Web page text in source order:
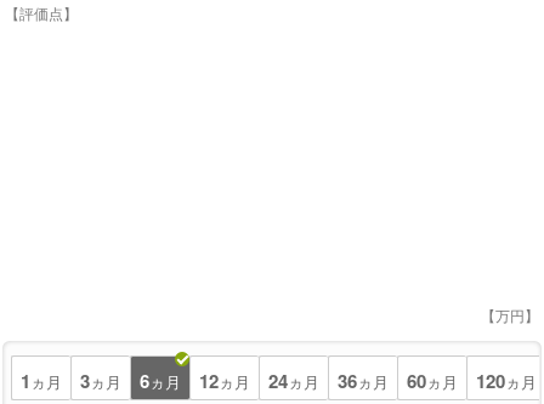
【評価点】
【万円】
1 ヵ月 3ヵ月 6ヵ月 12ヵ月 24ヵ月 36ヵ月 60ヵ月 120ヵ月